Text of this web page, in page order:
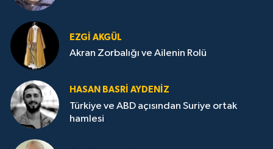
EZGI AKGÜL
Akran Zorbalığı ve Ailenin Rolü
HASAN BASRI AYDENIZ
Türkiye ve ABD açısından Suriye ortak
hamlesi